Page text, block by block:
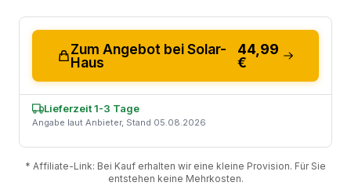
Zum Angebot bei Solar-
Haus
44,99
€
Lieferzeit 1-3 Tage
Angabe laut Anbieter, Stand 05.08.2026
* Affiliate-Link: Bei Kauf erhalten wir eine kleine Provision. Für Sie
entstehen keine Mehrkosten.